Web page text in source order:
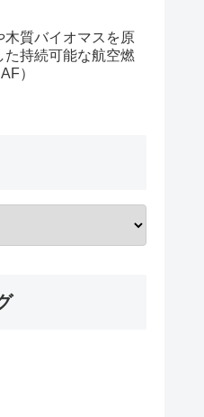
木質バイオマスを原
た持続可能な航空燃
）